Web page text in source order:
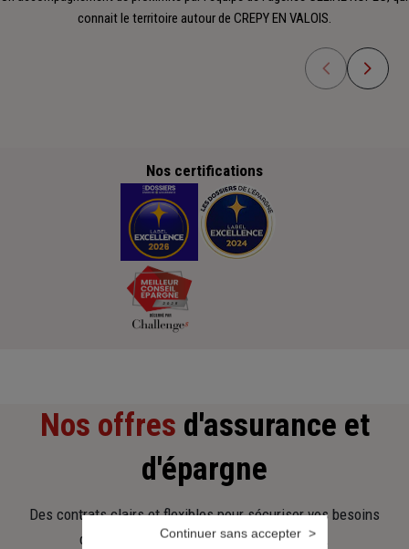
connait le territoire autour de CREPY EN VALOIS.
Nos certifications
Nos offres d'assurance et
d'épargne
Des contrats clairs et flexibles pour sécuriser vos besoins
d’aujourd’hui et anticiper ceux de demain.
Continuer sans accepter